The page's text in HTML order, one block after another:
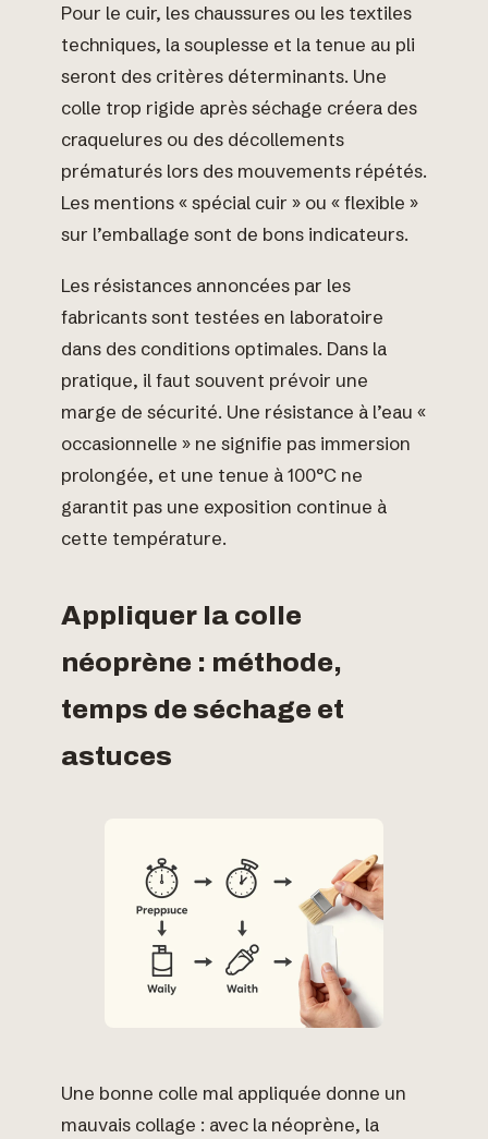
Pour le cuir, les chaussures ou les textiles
techniques, la souplesse et la tenue au pli
seront des critères déterminants. Une
colle trop rigide après séchage créera des
craquelures ou des décollements
prématurés lors des mouvements répétés.
Les mentions « spécial cuir » ou « flexible »
sur l’emballage sont de bons indicateurs.
Les résistances annoncées par les
fabricants sont testées en laboratoire
dans des conditions optimales. Dans la
pratique, il faut souvent prévoir une
marge de sécurité. Une résistance à l’eau «
occasionnelle » ne signifie pas immersion
prolongée, et une tenue à 100°C ne
garantit pas une exposition continue à
cette température.
Appliquer la colle
néoprène : méthode,
temps de séchage et
astuces
Une bonne colle mal appliquée donne un
mauvais collage : avec la néoprène, la